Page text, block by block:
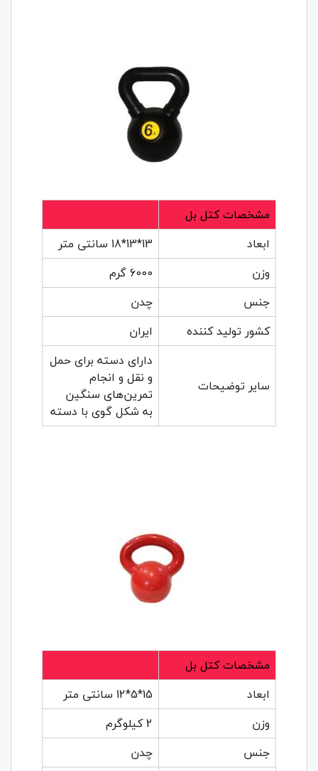
مشخصات کتل بل
ابعاد
13*13*18 سانتی متر
وزن
6000 گرم
جنس
چدن
کشور تولید کننده
ایران
سایر توضیحات
دارای دسته برای حمل
و نقل و انجام
تمرین‌های سنگین
به شکل گوی با دسته
مشخصات کتل بل
ابعاد
15*5*12 سانتی متر
وزن
2 کیلوگرم
جنس
چدن